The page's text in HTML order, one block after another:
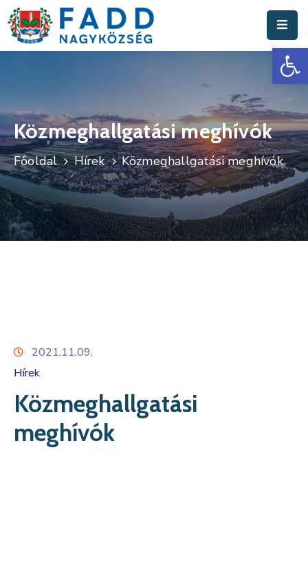
Polgármesteri
Hivatal
Fadd
Nagyközség
Turisztika
Választási
Közmeghallgatási meghívók
Főoldal Hírek Közmeghallgatási meghívók
2021.11.09.
Hírek
Közmeghallgatási
meghívók